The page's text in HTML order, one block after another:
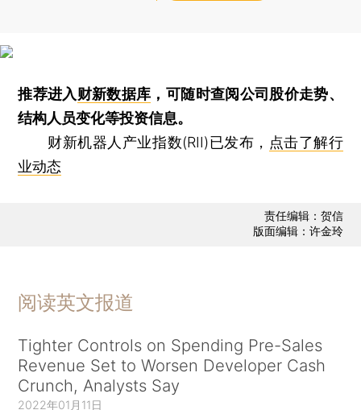
推荐进入财新数据库 ，可随时查阅公司股价走势、
结构人员变化等投资信息。
财新机器人产业指数(RII)已发布， 点击了解行
业动态
责任编辑：贺信
版面编辑：许金玲
阅读英文报道
Tighter Controls on Spending Pre-Sales
Revenue Set to Worsen Developer Cash
Crunch, Analysts Say
2022年01月11日